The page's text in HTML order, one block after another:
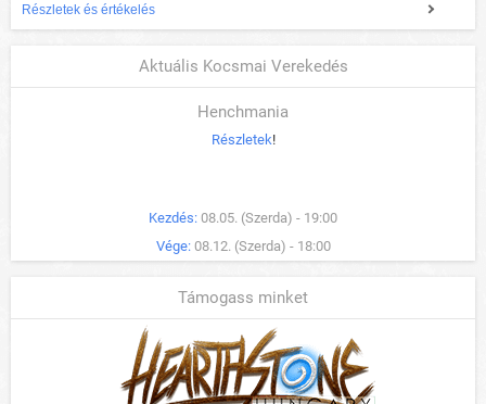
Részletek és értékelés
Aktuális Kocsmai Verekedés
Henchmania
Részletek!
Kezdés: 08.05. (Szerda) - 19:00
Vége: 08.12. (Szerda) - 18:00
Támogass minket